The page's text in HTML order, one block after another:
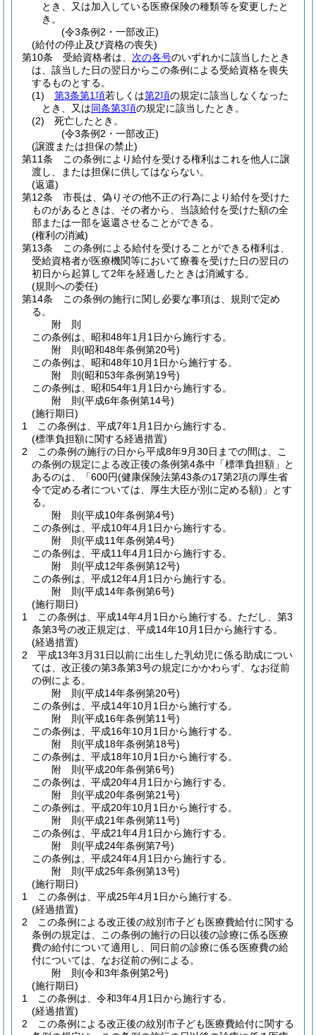
とき、又は加入している医療保険の種類等を変更したと
き。
(令3条例2・一部改正)
(給付の停止及び資格の喪失)
第10条
受給資格者は、 次の各号のいずれかに該当したとき
は、該当した日の翌日からこの条例による受給資格を喪失
するものとする。
(1)
第3条第1項若しくは第2項の規定に該当しなくなった
とき、又は同条第3項の規定に該当したとき。
(2)
死亡したとき。
(令3条例2・一部改正)
(譲渡または担保の禁止)
第11条
この条例により給付を受ける権利はこれを他人に譲
渡し、または担保に供してはならない。
(返還)
第12条
市長は、偽りその他不正の行為により給付を受けた
ものがあるときは、その者から、当該給付を受けた額の全
部または一部を返還させることができる。
(権利の消滅)
第13条
この条例による給付を受けることができる権利は、
受給資格者が医療機関等において療養を受けた日の翌日の
初日から起算して2年を経過したときは消滅する。
(規則への委任)
第14条
この条例の施行に関し必要な事項は、規則で定め
る。
附 則
この条例は、昭和48年1月1日から施行する。
附 則(昭和48年条例第20号)
この条例は、昭和48年10月1日から施行する。
附 則(昭和53年条例第19号)
この条例は、昭和54年1月1日から施行する。
附 則(平成6年条例第14号)
(施行期日)
1
この条例は、平成7年1月1日から施行する。
(標準負担額に関する経過措置)
2
この条例の施行の日から平成8年9月30日までの間は、こ
の条例の規定による改正後の条例第4条中「標準負担額」と
あるのは、「600円(健康保険法第43条の17第2項の厚生省
令で定める者については、厚生大臣が別に定める額) 」とす
る。
附 則(平成10年条例第4号)
この条例は、平成10年4月1日から施行する。
附 則(平成11年条例第4号)
この条例は、平成11年4月1日から施行する。
附 則(平成12年条例第12号)
この条例は、平成12年4月1日から施行する。
附 則(平成14年条例第6号)
(施行期日)
1
この条例は、平成14年4月1日から施行する。 ただし、第3
条第3号の改正規定は、平成14年10月1日から施行する。
(経過措置)
2
平成13年3月31日以前に出生した乳幼児に係る助成につい
ては、改正後の第3条第3号の規定にかかわらず、なお従前
の例による。
附 則(平成14年条例第20号)
この条例は、平成14年10月1日から施行する。
附 則(平成16年条例第11号)
この条例は、平成16年10月1日から施行する。
附 則(平成18年条例第18号)
この条例は、平成18年10月1日から施行する。
附 則(平成20年条例第6号)
この条例は、平成20年4月1日から施行する。
附 則(平成20年条例第21号)
この条例は、平成20年10月1日から施行する。
附 則(平成21年条例第11号)
この条例は、平成21年4月1日から施行する。
附 則(平成24年条例第7号)
この条例は、平成24年4月1日から施行する。
附 則(平成25年条例第13号)
(施行期日)
1
この条例は、平成25年4月1日から施行する。
(経過措置)
2
この条例による改正後の紋別市子ども医療費給付に関する
条例の規定は、この条例の施行の日以後の診療に係る医療
費の給付について適用し、同日前の診療に係る医療費の給
付については、なお従前の例による。
附 則(令和3年条例第2号)
(施行期日)
1
この条例は、令和3年4月1日から施行する。
(経過措置)
2
この条例による改正後の紋別市子ども医療費給付に関する